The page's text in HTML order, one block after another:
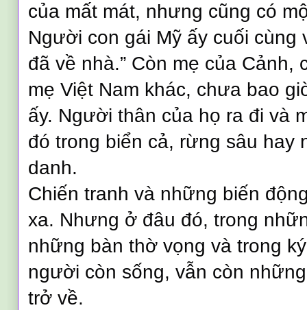
của mất mát, nhưng cũng có
Người con gái Mỹ ấy cuối cùng
đã về nhà.” Còn mẹ của Cảnh,
mẹ Việt Nam khác, chưa bao
ấy. Người thân của họ ra đi và
đó trong biển cả, rừng sâu hay
danh.
Chiến tranh và những biến
xa. Nhưng ở đâu đó, trong
những bàn thờ vọng và trong
người còn sống, vẫn còn
trở về.